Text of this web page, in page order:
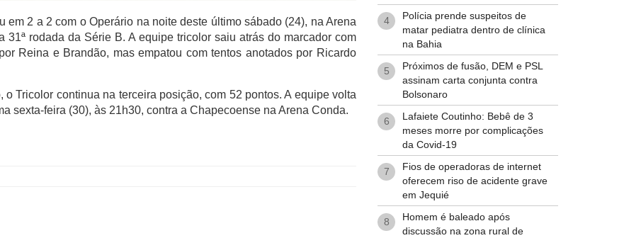
em 2 a 2 com o Operário na noite deste último sábado (24), na Arena
31ª rodada da Série B. A equipe tricolor saiu atrás do marcador com
Reina e Brandão, mas empatou com tentos anotados por Ricardo
o Tricolor continua na terceira posição, com 52 pontos. A equipe volta
sexta-feira (30), às 21h30, contra a Chapecoense na Arena Conda.
4
Polícia prende suspeitos de
matar pediatra dentro de clínica
na Bahia
5
Próximos de fusão, DEM e PSL
assinam carta conjunta contra
Bolsonaro
6
Lafaiete Coutinho: Bebê de 3
meses morre por complicações
da Covid-19
7
Fios de operadoras de internet
oferecem riso de acidente grave
em Jequié
8
Homem é baleado após
discussão na zona rural de